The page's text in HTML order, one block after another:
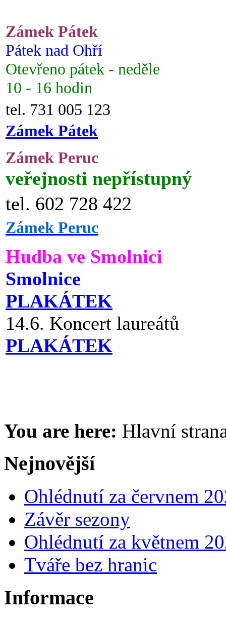
Zámek Pátek
Pátek nad Ohří
Otevřeno pátek - neděle
10 - 16 hodin
tel. 731 005 123
Zámek Pátek
Zámek Peruc
veřejnosti nepřístupný
tel. 602 728 422
Zámek Peruc
Hudba ve Smolnici
Smolnice
PLAKÁTEK
14.6. Koncert laureátů
PLAKÁTEK
You are here: Hlavní
Nejnovější
Ohlédnutí za červnem
Závěr sezony
Ohlédnutí za květnem
Tváře bez hranic
Informace